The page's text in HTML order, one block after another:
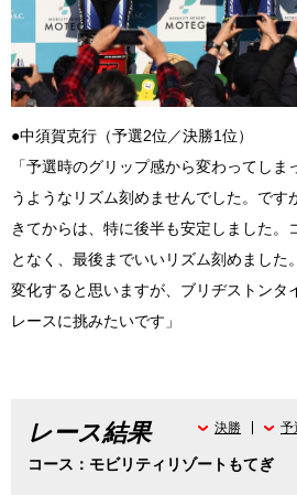
●中須賀克行（予選2位／決勝1位）
「予選時のグリップ感から変わってし
うようなリズム刻めませんでした。です
きてからは、特に後半も安定しました。
となく、最後までいいリズム刻めました
変化すると思いますが、ブリヂストンタ
レースに挑みたいです」
レース結果
コース：モビリティリゾートもてぎ
決勝 予